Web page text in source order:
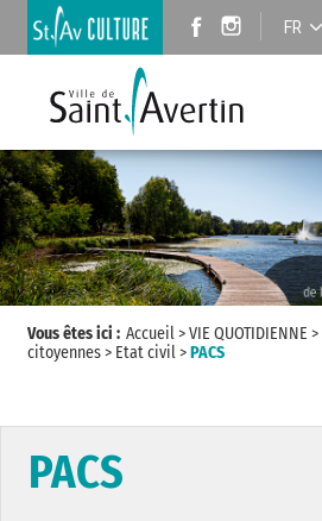
FR
Vous êtes ici : Accueil>VIE QUOTIDIENNE >
citoyennes> Etat civil>PACS
PACS